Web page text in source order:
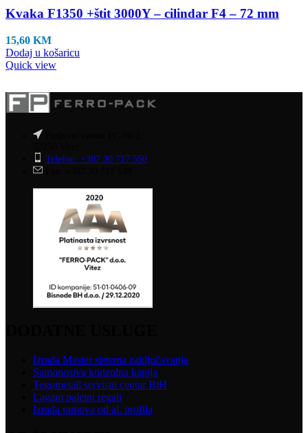
Kvaka F1350 +štit 3000Y – cilindar F4 – 72 mm
15,60 KM
Dodaj u košaricu
Quick view
Telefon: +387 30 717 550
Izrada Master sistema zaključavanja
Samonosiva konzolna kapija
Tegometall servisni centar BiH
Lagani paletni regali
Izrada ramova od al. profila